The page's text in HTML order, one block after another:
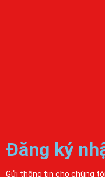
Đăng ký
Gửi thông tin cho chúng tôi